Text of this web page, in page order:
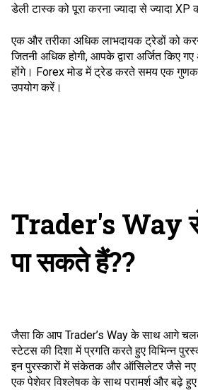
डेली टास्क को पूरा करना ज्यादा से ज्यादा XP
एक और तरीका अधिक लाभदायक ट्रेडों को
जितनी अधिक होगी, आपके द्वारा अर्जित किए
होंगे। Forex मोड में ट्रेड करते समय एक
उपयोग करें।
Trader's Way
पा सकते हैं??
जैसा कि आप Trader’s Way के साथ आगे
स्टेटस की दिशा में प्रगति करते हुए विभिन्न
इन पुरस्कारों में संकेतक और ऑसिलेटर जैसे
एक पेशेवर विश्लेषक के साथ परामर्श और बढ़े